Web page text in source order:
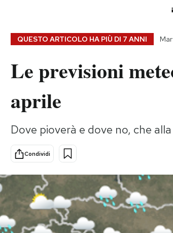
Idee
calcio 2026
QUESTO ARTICOLO HA PIÙ DI 7 ANNI
Le previsioni
aprile
Dove pioverà e dove no, che
Condividi